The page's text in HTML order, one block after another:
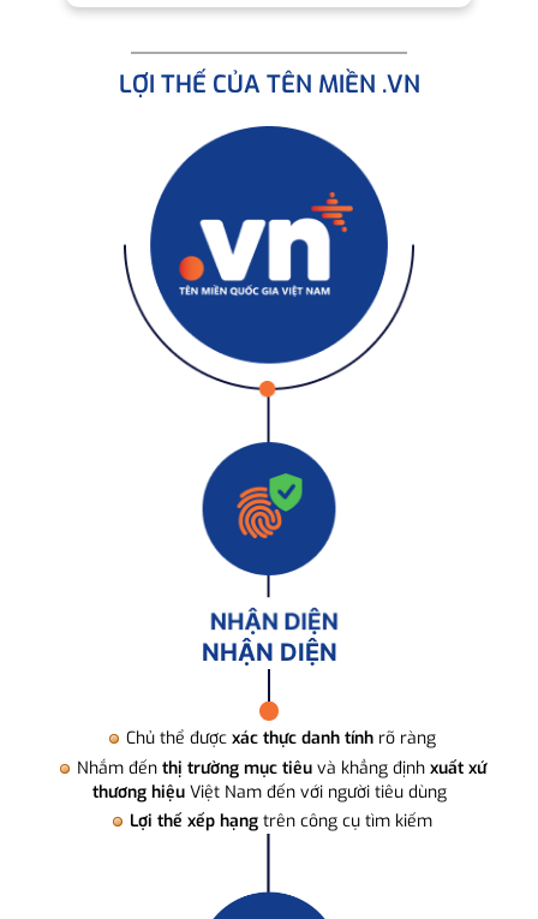
LỢI THẾ CỦA TÊN MIỀN .VN
NHẬN DIỆN
Chủ thể được xác thực danh tính rõ ràng
Nhắm đến thị trường mục tiêuvà khẳng định xuất xứ
thương hiệuViệt Nam đến với người tiêu dùng
Lợi thế xếp hạng trên công cụ tìm kiếm